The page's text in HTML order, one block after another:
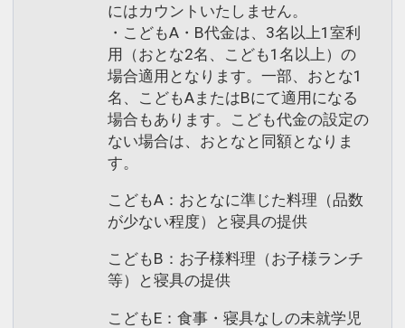
にはカウントいたしません。
・こどもA・B代金は、3名以上1室利
用（おとな2名、こども1名以上）の
場合適用となります。一部、おとな1
名、こどもAまたはBにて適用になる
場合もあります。こども代金の設定の
ない場合は、おとなと同額となりま
す。
こどもA：おとなに準じた料理（品数
が少ない程度）と寝具の提供
こどもB：お子様料理（お子様ランチ
等）と寝具の提供
こどもE：食事・寝具なしの未就学児